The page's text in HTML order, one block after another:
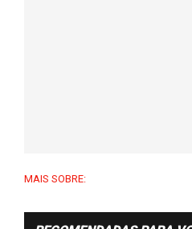
MAIS SOBRE: